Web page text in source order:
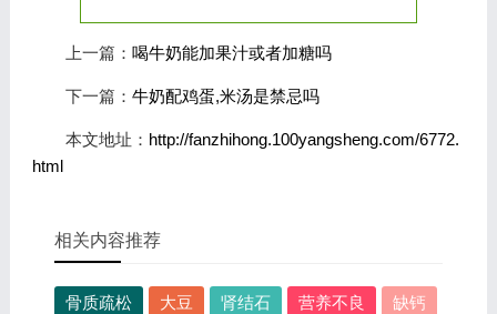
上一篇： 喝牛奶能加果汁或者加糖吗
下一篇： 牛奶配鸡蛋,米汤是禁忌吗
本文地址： http://fanzhihong.100yangsheng.com/6772.
html
相关内容推荐
骨质疏松 大豆 肾结石 营养不良 缺钙